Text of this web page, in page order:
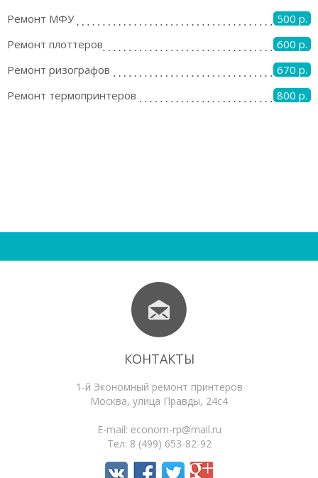
Ремонт МФУ
500 р.
Ремонт плоттеров
600 р.
Ремонт ризографов
670 р.
Ремонт термопринтеров
800 р.
КОНТАКТЫ
1-й Экономный ремонт принтеров
Москва, улица Правды, 24с4
E-mail: econom-rp@mail.ru
Тел: 8 (499) 653-82-92